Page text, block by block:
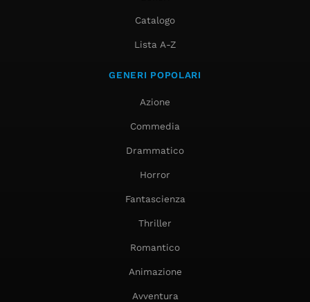
Catalogo
Lista A-Z
GENERI POPOLARI
Azione
Commedia
Drammatico
Horror
Fantascienza
Thriller
Romantico
Animazione
Avventura